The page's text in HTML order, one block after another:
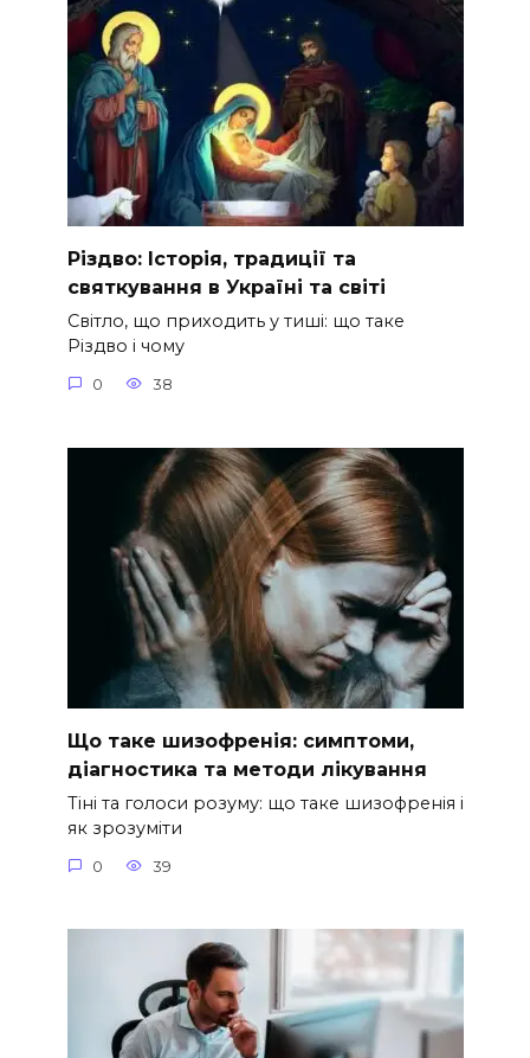
Різдво: Історія, традиції та
святкування в Україні та світі
Світло, що приходить у тиші: що таке
Різдво і чому
0 38
Що таке шизофренія: симптоми,
діагностика та методи лікування
Тіні та голоси розуму: що таке шизофренія і
як зрозуміти
0 39